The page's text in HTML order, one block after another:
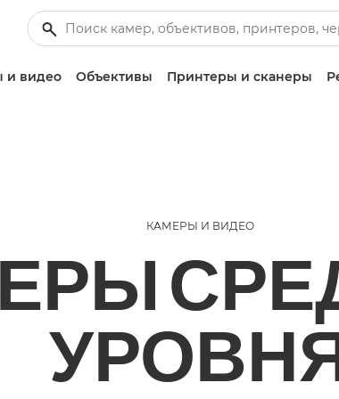
и видео Объективы Принтеры и сканеры
КАМЕРЫ И ВИДЕО